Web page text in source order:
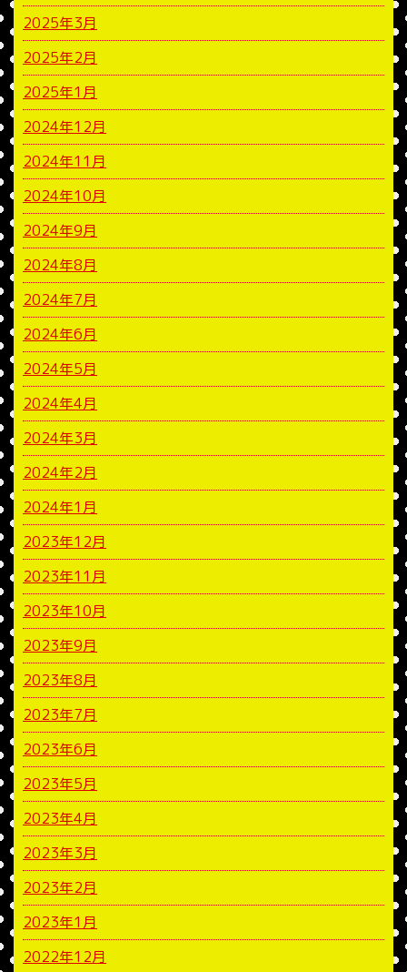
2025年3月
2025年2月
2025年1月
2024年12月
2024年11月
2024年10月
2024年9月
2024年8月
2024年7月
2024年6月
2024年5月
2024年4月
2024年3月
2024年2月
2024年1月
2023年12月
2023年11月
2023年10月
2023年9月
2023年8月
2023年7月
2023年6月
2023年5月
2023年4月
2023年3月
2023年2月
2023年1月
2022年12月